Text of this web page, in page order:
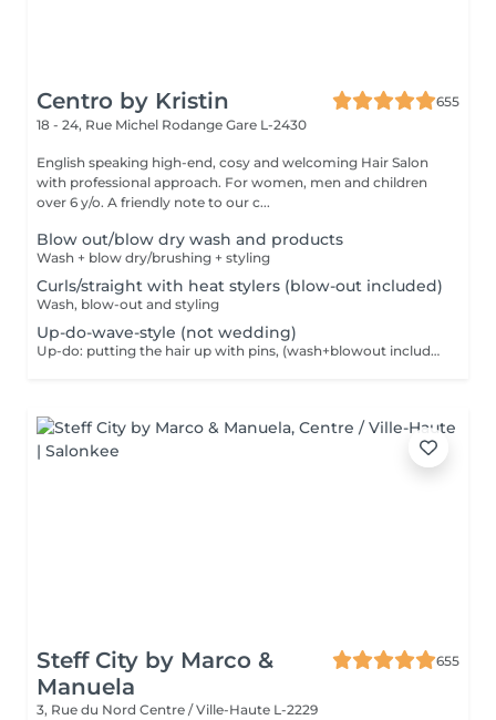
Centro by Kristin
655
18 - 24, Rue Michel Rodange Gare L-2430
English speaking high-end, cosy and welcoming Hair Salon
with professional approach. For women, men and children
over 6 y/o. A friendly note to our c...
Blow out/blow dry wash and products
Wash + blow dry/brushing + styling
Curls/straight with heat stylers (blow-out included)
Wash, blow-out and styling
Up-do-wave-style (not wedding)
Up-do: putting the hair up with pins, (wash+blowout included)
Steff City by Marco &
Manuela
655
3, Rue du Nord Centre / Ville-Haute L-2229